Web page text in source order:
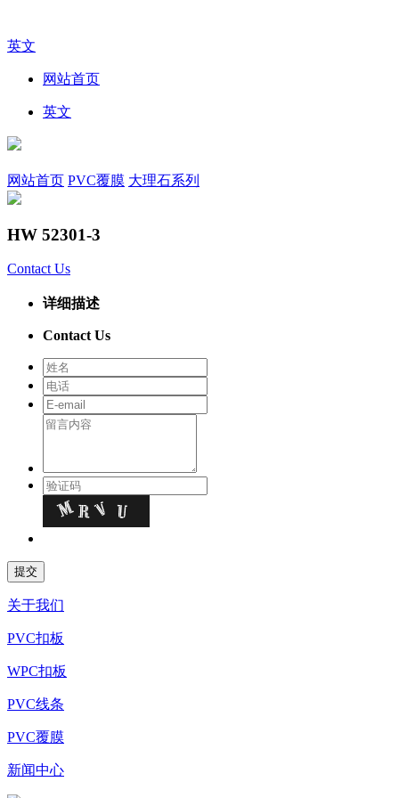
英文
网站首页
英文
网站首页 PVC覆膜 大理石系列
HW 52301-3
Contact Us
详细描述
Contact Us
关于我们
PVC扣板
WPC扣板
PVC线条
PVC覆膜
新闻中心